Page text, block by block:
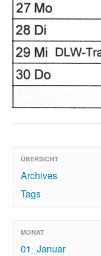
ÜBERSICHT
Archives
Tags
MONAT
01_Januar